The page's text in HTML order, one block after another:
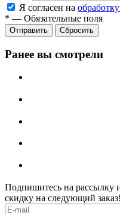
Я согласен на
* — Обязательные поля
Отправить Сбросить
Ранее вы смотрели
Подпишитесь на рассылку
скидку на следующий заказ!